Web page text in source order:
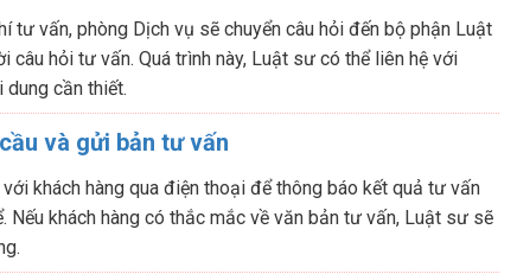
tư vấn, phòng Dịch vụ sẽ chuyển câu hỏi đến bộ phận Luật
câu hỏi tư vấn. Quá trình này, Luật sư có thể liên hệ với
dung cần thiết.
và gửi bản tư vấn
khách hàng qua điện thoại để thông báo kết quả tư vấn
Nếu khách hàng có thắc mắc về văn bản tư vấn, Luật sư sẽ